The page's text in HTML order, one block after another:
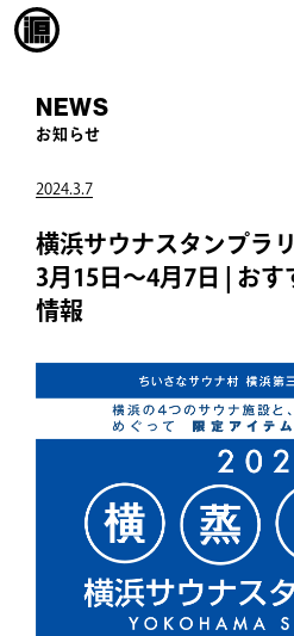
NEWS
お知らせ
2024.3.7
横浜サウナスタンプラ
3月15日〜4月7日 | おす
情報